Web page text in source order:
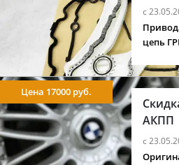
с
цепь
АКПП
с
Цена 17000 руб.